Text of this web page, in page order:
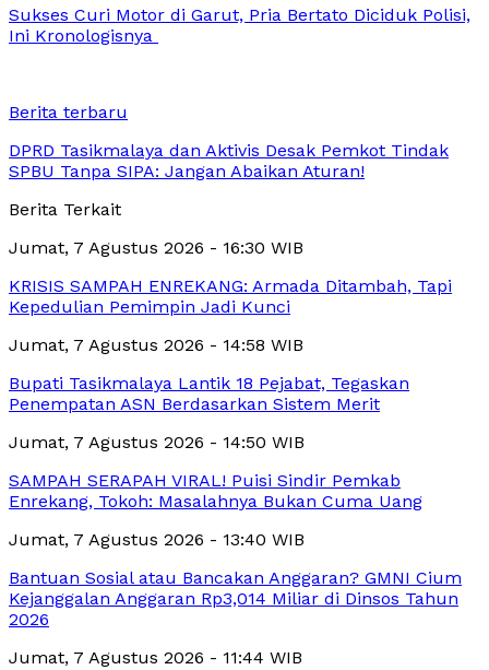
Sukses Curi Motor di Garut, Pria Bertato Diciduk Polisi,
Ini Kronologisnya
Berita terbaru
DPRD Tasikmalaya dan Aktivis Desak Pemkot Tindak
SPBU Tanpa SIPA: Jangan Abaikan Aturan!
Berita Terkait
Jumat, 7 Agustus 2026 - 16:30 WIB
KRISIS SAMPAH ENREKANG: Armada Ditambah, Tapi
Kepedulian Pemimpin Jadi Kunci
Jumat, 7 Agustus 2026 - 14:58 WIB
Bupati Tasikmalaya Lantik 18 Pejabat, Tegaskan
Penempatan ASN Berdasarkan Sistem Merit
Jumat, 7 Agustus 2026 - 14:50 WIB
SAMPAH SERAPAH VIRAL! Puisi Sindir Pemkab
Enrekang, Tokoh: Masalahnya Bukan Cuma Uang
Jumat, 7 Agustus 2026 - 13:40 WIB
Bantuan Sosial atau Bancakan Anggaran? GMNI Cium
Kejanggalan Anggaran Rp3,014 Miliar di Dinsos Tahun
2026
Jumat, 7 Agustus 2026 - 11:44 WIB